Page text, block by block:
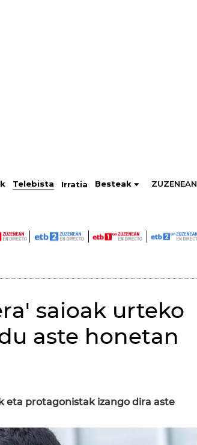
Telebista Irratia Besteak ZUZENEAN
saioak urteko
aste honetan
eta protagonistak izango dira aste